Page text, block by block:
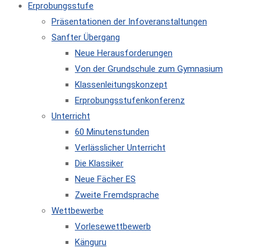
Erprobungsstufe
Präsentationen der Infoveranstaltungen
Sanfter Übergang
Neue Herausforderungen
Von der Grundschule zum Gymnasium
Klassenleitungskonzept
Erprobungsstufenkonferenz
Unterricht
60 Minutenstunden
Verlässlicher Unterricht
Die Klassiker
Neue Fächer ES
Zweite Fremdsprache
Wettbewerbe
Vorlesewettbewerb
Känguru